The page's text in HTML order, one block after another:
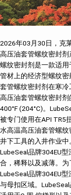
2026年03月30日，克
高压油套管螺纹密封剂
螺纹密封剂是一款适
管材上的经济型螺纹密
套管螺纹密封剂在寒冷
高压油套管螺纹密封
400°F (204°C)。
被专门使用在API TR5
水高温高压油套管螺
井下工具的入井作业中
LubeSeal品牌304EU
合，稀释以及减薄。
LubeSeal品牌304EU
与母扣区域。